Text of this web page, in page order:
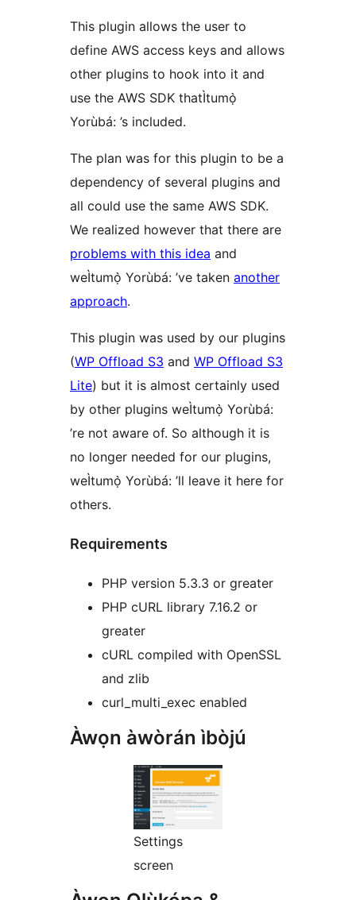
This plugin allows the user to
define AWS access keys and allows
other plugins to hook into it and
use the AWS SDK thatÌtumọ̀
Yorùbá: ’s included.
The plan was for this plugin to be a
dependency of several plugins and
all could use the same AWS SDK.
We realized however that there are
problems with this idea and
weÌtumọ̀ Yorùbá: ’ve taken another
approach.
This plugin was used by our plugins
(WP Offload S3 and WP Offload S3
Lite) but it is almost certainly used
by other plugins weÌtumọ̀ Yorùbá:
’re not aware of. So although it is
no longer needed for our plugins,
weÌtumọ̀ Yorùbá: ’ll leave it here for
others.
Requirements
PHP version 5.3.3 or greater
PHP cURL library 7.16.2 or
greater
cURL compiled with OpenSSL
and zlib
curl_multi_exec enabled
Àwọn àwòrán ìbòjú
Settings
screen